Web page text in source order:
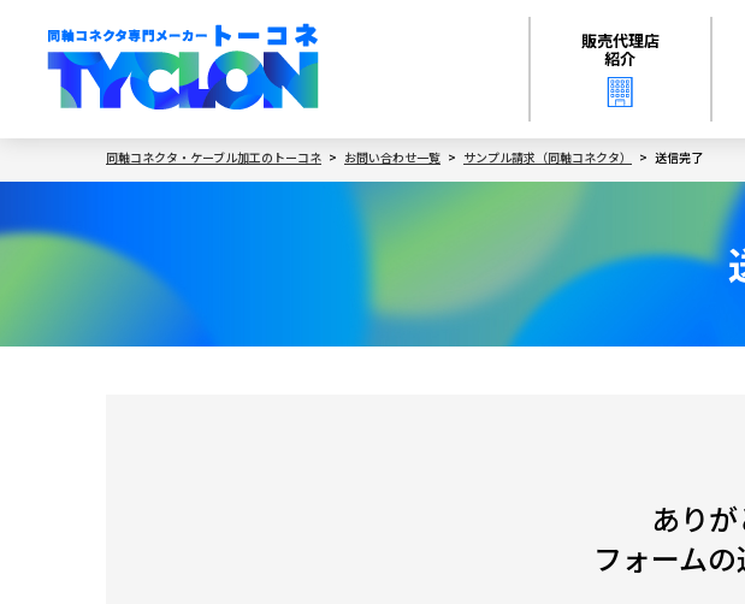
販売代理店
紹介
同軸コネクタ・ケーブル加工のトーコネ お問い合わせ一覧 サンプル請求（同軸コネクタ） 送信完了
ありが
フォームの